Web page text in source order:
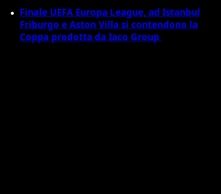
Finale UEFA Europa League, ad Istanbul
Friburgo e Aston Villa si contendono la
Coppa prodotta da Iaco Group ​